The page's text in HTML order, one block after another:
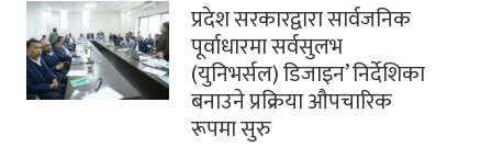
प्रदेश सरकारद्वारा सार्वजनिक
पूर्वाधारमा सर्वसुलभ
(युनिभर्सल) डिजाइन’ निर्देशिका
बनाउने प्रक्रिया औपचारिक
रूपमा सुरु